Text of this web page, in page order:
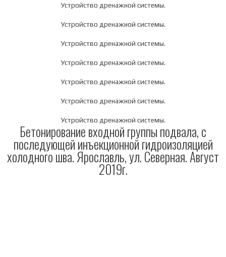
Устройство дренажной системы.
Устройство дренажной системы.
Устройство дренажной системы.
Устройство дренажной системы.
Устройство дренажной системы.
Устройство дренажной системы.
Устройство дренажной системы.
Бетонирование входной группы подвала, с
последующей инъекционной гидроизоляцией
холодного шва. Ярославль, ул. Северная. Август
2019г.